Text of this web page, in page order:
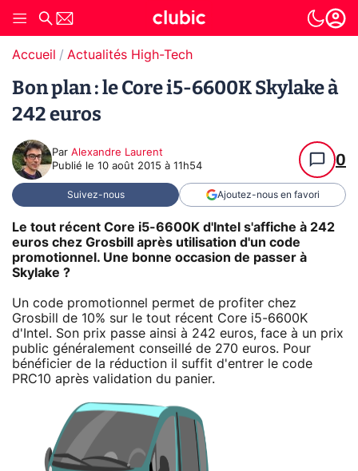
Accueil Actualités High-Tech
Bon plan : le Core i5-6600K Skylake à
242 euros
Par Alexandre Laurent
Publié le 10 août 2015 à 11h54 0
Suivez-nous Ajoutez-nous en favori
Le tout récent Core i5-6600K d'Intel s'affiche à 242
euros chez Grosbill après utilisation d'un code
promotionnel. Une bonne occasion de passer à
Skylake ?
Un code promotionnel permet de profiter chez
Grosbill de 10% sur le tout récent Core i5-6600K
d'Intel. Son prix passe ainsi à 242 euros, face à un prix
public généralement conseillé de 270 euros. Pour
bénéficier de la réduction il suffit d'entrer le code
PRC10 après validation du panier.